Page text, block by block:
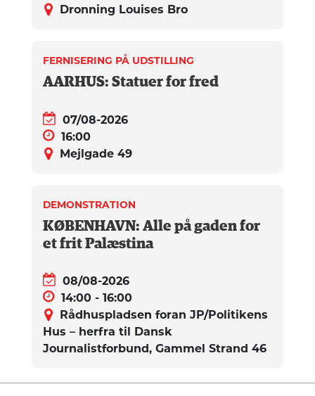
Dronning Louises Bro
FERNISERING PÅ UDSTILLING
AARHUS: Statuer for fred
07/08-2026
16:00
Mejlgade 49
DEMONSTRATION
KØBENHAVN: Alle på gaden for
et frit Palæstina
08/08-2026
14:00 - 16:00
Rådhuspladsen foran JP/Politikens
Hus – herfra til Dansk
Journalistforbund, Gammel Strand 46